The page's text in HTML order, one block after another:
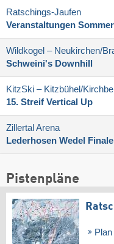
Ratschings-Jaufen
Veranstaltungen
Wildkogel – Neukirchen/​
Schweini's Downhill
KitzSki – Kitzbühel/​
15. Streif Vertical Up
Zillertal Arena
Lederhosen Wedel Finale
Pistenpläne
Plan